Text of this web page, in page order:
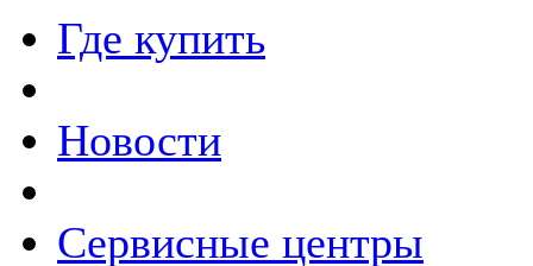
Где купить
Новости
Сервисные центры